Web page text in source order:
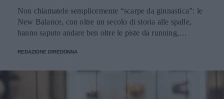
Non chiamatele semplicemente “scarpe da ginnastica”: le
New Balance, con oltre un secolo di storia alle spalle,
hanno saputo andare ben oltre le piste da running,
REDAZIONE DIREDONNA